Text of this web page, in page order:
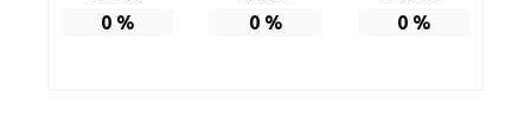
0% 0 % 0 %